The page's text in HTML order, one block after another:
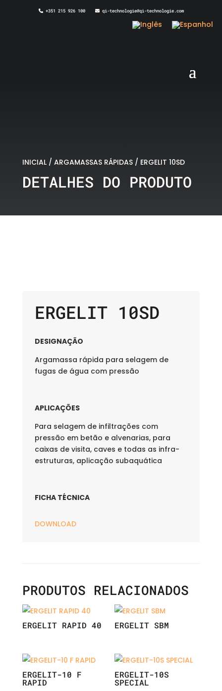
+351 215 926 100 qi-technologie@qi-technologie.com
INICIAL/ ARGAMASSAS RÁPIDAS/ ERGELIT 10SD
DETALHES DO PRODUTO
ERGELIT 10SD
DESIGNAÇÃO
Argamassa rápida para selagem de
fugas de água com pressão
APLICAÇÕES
Para selagem de infiltrações com
pressão em betão e alvenarias, para
caixas de visita, caves e todas as infra-
estruturas, aplicação subaquática
FICHA TÉCNICA
DOWNLOAD
PRODUTOS RELACIONADOS
ERGELIT RAPID 40 ERGELIT SBM
ERGELIT-10 F
RAPID
ERGELIT-10S
SPECIAL